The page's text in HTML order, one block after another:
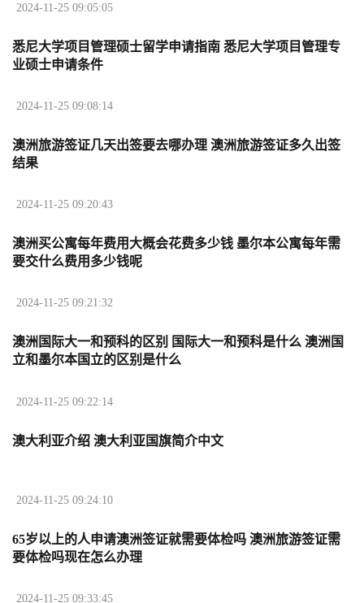
2024-11-25 09:05:05
悉尼大学项目管理硕士留学申请指南 悉尼大学项目管理专
业硕士申请条件
2024-11-25 09:08:14
澳洲旅游签证几天出签要去哪办理 澳洲旅游签证多久出签
结果
2024-11-25 09:20:43
澳洲买公寓每年费用大概会花费多少钱 墨尔本公寓每年需
要交什么费用多少钱呢
2024-11-25 09:21:32
澳洲国际大一和预科的区别 国际大一和预科是什么 澳洲国
立和墨尔本国立的区别是什么
2024-11-25 09:22:14
澳大利亚介绍 澳大利亚国旗简介中文
2024-11-25 09:24:10
65岁以上的人申请澳洲签证就需要体检吗 澳洲旅游签证需
要体检吗现在怎么办理
2024-11-25 09:33:45